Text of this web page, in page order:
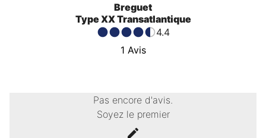
Breguet
Type XX Transatlantique
4.4
1 Avis
Pas encore d'avis.
Soyez le premier